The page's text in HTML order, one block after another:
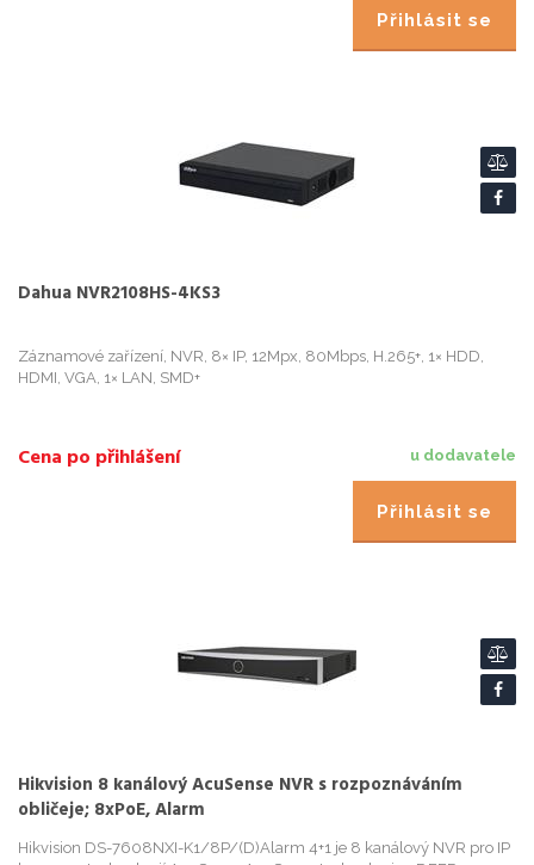
Přihlásit se
Dahua NVR2108HS-4KS3
Záznamové zařízení, NVR, 8× IP, 12Mpx, 80Mbps, H.265+, 1× HDD,
HDMI, VGA, 1× LAN, SMD+
u dodavatele
Cena po přihlášení
Přihlásit se
Hikvision 8 kanálový AcuSense NVR s rozpoznáváním
obličeje; 8xPoE, Alarm
Hikvision DS-7608NXI-K1/8P/(D)Alarm 4+1 je 8 kanálový NVR pro IP